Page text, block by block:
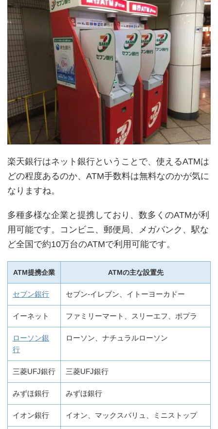
楽天銀行はネット銀行ということで、使えるATMは
どの程度あるのか、ATM手数料は無料なのかが気に
なりますね。
多種多様な企業と提携しており、数多くのATMが利
用可能です。コンビニ、郵便局、メガバンク、駅な
ど全国で約10万台のATMで利用可能です。
ATM提携企業 ATMの主な設置先
セブン銀行 セブン-イレブン、イトーヨーカドー
イーネット ファミリーマート、スリーエフ、ポプラ
ローソン銀
行
ローソン、ナチュラルローソン
三菱UFJ銀行 三菱UFJ銀行
みずほ銀行 みずほ銀行
イオン銀行 イオン、マックスバリュ、ミニストップ